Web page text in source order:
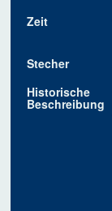
Zeit
Stecher
Historische
Beschreibung